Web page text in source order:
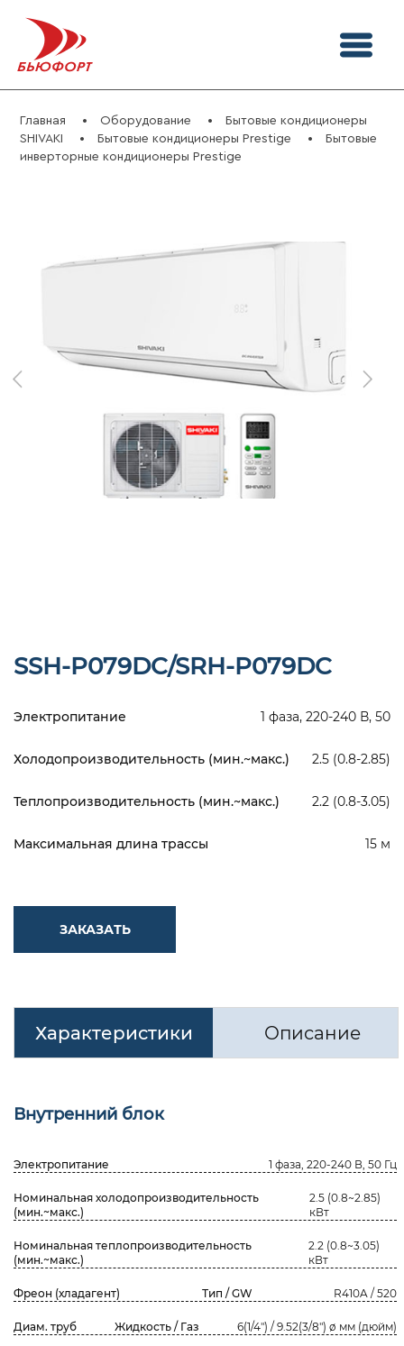
Главная Оборудование
Бытовые кондиционеры
SHIVAKI
Бытовые кондиционеры Prestige
Бытовые
инверторные кондиционеры Prestige
SSH-P079DC/SRH-P079DC
Электропитание 1 фаза, 220-240 В, 50
Холодопроизводительность (мин.~макс.) 2.5 (0.8-2.85)
Теплопроизводительность (мин.~макс.) 2.2 (0.8-3.05)
Максимальная длина трассы 15 м
ЗАКАЗАТЬ
Характеристики Описание
Внутренний блок
Электропитание 1 фаза, 220-240 В, 50 Гц
Номинальная холодопроизводительность
(мин.~макс.)
2.5 (0.8~2.85)
кВт
Номинальная теплопроизводительность
(мин.~макс.)
2.2 (0.8~3.05)
кВт
Фреон (хладагент) Тип / GW R410A / 520
Диам. труб Жидкость / Газ 6(1/4") / 9.52(3/8") ø мм (дюйм)